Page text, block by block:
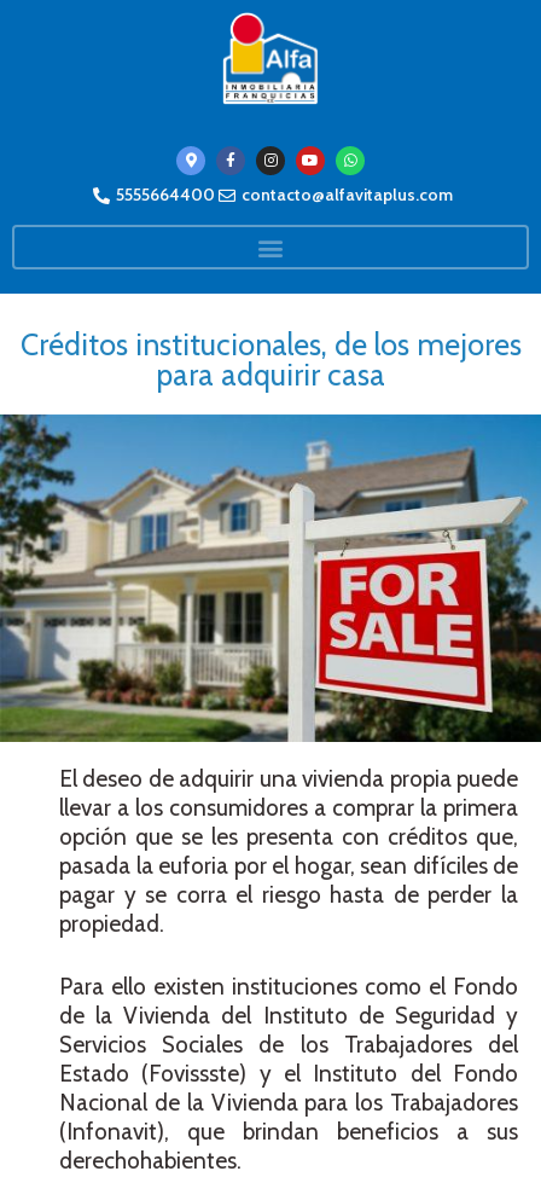
5555664400 contacto@alfavitaplus.com
Créditos institucionales, de los mejores
para adquirir casa
El deseo de adquirir una vivienda propia puede
llevar a los consumidores a comprar la primera
opción que se les presenta con créditos que,
pasada la euforia por el hogar, sean difíciles de
pagar y se corra el riesgo hasta de perder la
propiedad.
Para ello existen instituciones como el Fondo
de la Vivienda del Instituto de Seguridad y
Servicios Sociales de los Trabajadores del
Estado (Fovissste) y el Instituto del Fondo
Nacional de la Vivienda para los Trabajadores
(Infonavit), que brindan beneficios a sus
derechohabientes.